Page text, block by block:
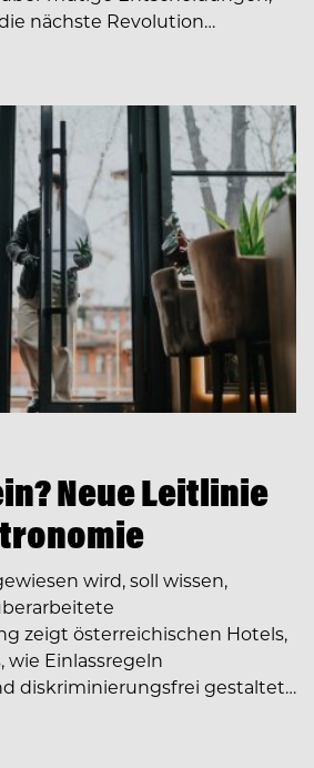
nächste Revolution…
Neue Leitlinie
wird, soll wissen,
zeigt österreichischen Hotels,
wie Einlassregeln
diskriminierungsfrei gestaltet…